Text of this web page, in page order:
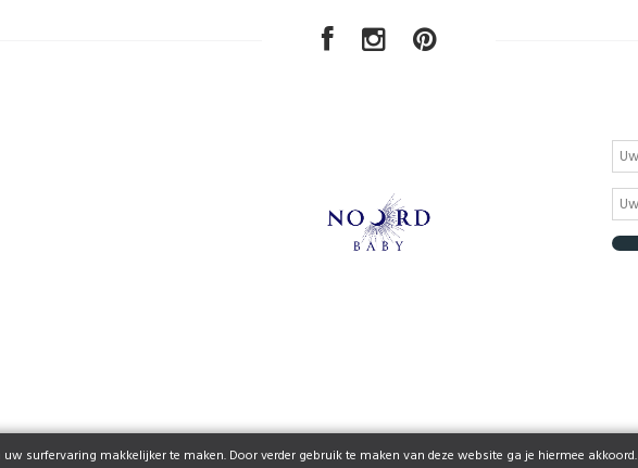
surfervaring makkelijker te maken. Door verder gebruik te maken van deze website ga je hiermee akkoord.